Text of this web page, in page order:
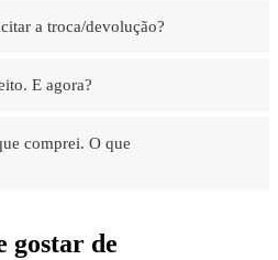
a troca/devolução?
E agora?
comprei. O que
gostar de